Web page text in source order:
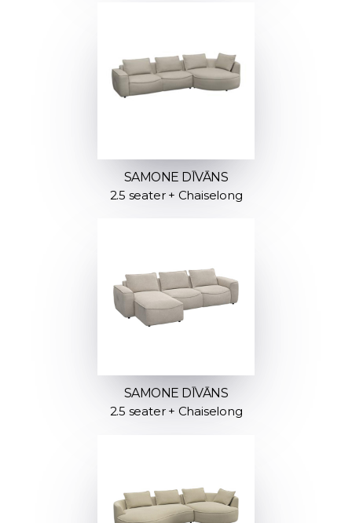
SAMONE DĪVĀNS
2.5 seater + Chaiselong
SAMONE DĪVĀNS
2.5 seater + Chaiselong